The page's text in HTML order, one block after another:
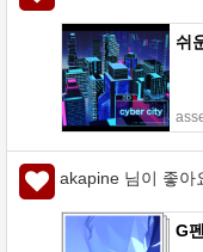
쉬
akapine 님이 좋아
G